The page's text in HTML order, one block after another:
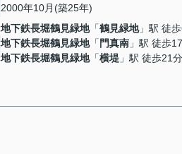
2000年10月(築25年)
地下鉄長堀鶴見緑地「鶴見緑地」駅 徒
地下鉄長堀鶴見緑地「 門真南 」駅 徒歩
地下鉄長堀鶴見緑地「横堤 」駅 徒歩21分